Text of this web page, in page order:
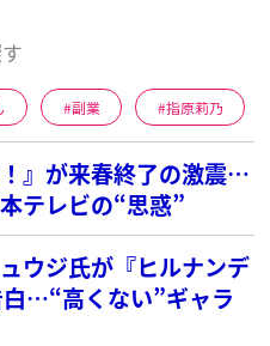
副業 指原莉乃
』が来春終了の激震…
テレビの“思惑”
ウジ氏が『ヒルナンデ
…“高くない”ギャラ